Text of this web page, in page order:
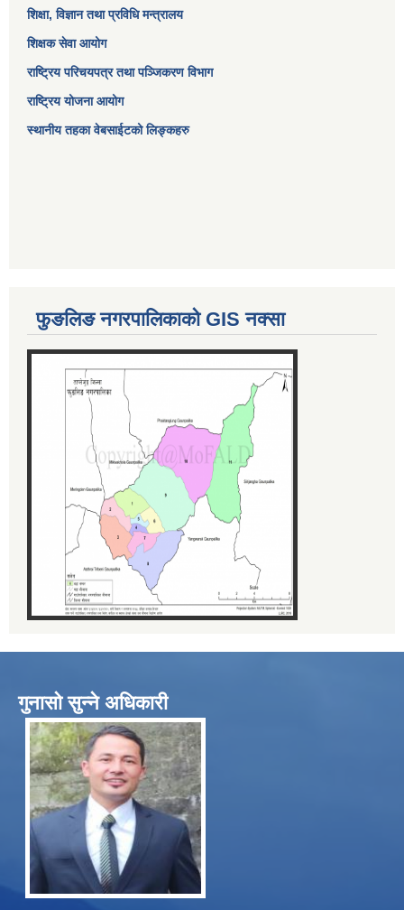
शिक्षा, विज्ञान तथा प्रविधि मन्त्रालय
शिक्षक सेवा आयोग
राष्ट्रिय परिचयपत्र तथा पञ्जिकरण विभाग
राष्ट्रिय योजना आयोग
स्थानीय तहका वेबसाईटको लिङ्कहरु
फुङलिङ नगरपालिकाको GIS नक्सा
गुनासो सुन्ने अधिकारी